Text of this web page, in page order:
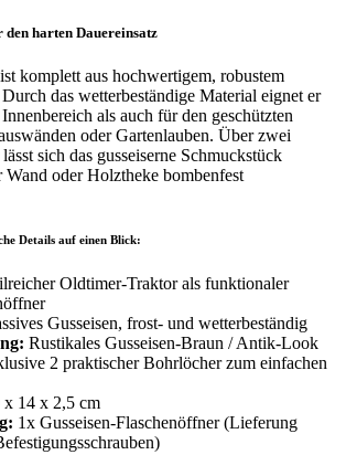
den harten Dauereinsatz
komplett aus hochwertigem, robustem
das wetterbeständige Material eignet er
als auch für den geschützten
oder Gartenlauben. Über zwei
sich das gusseiserne Schmuckstück
oder Holztheke bombenfest
Details auf einen Blick:
Oldtimer-Traktor als funktionaler
Gusseisen, frost- und wetterbeständig
Rustikales Gusseisen-Braun / Antik-Look
2 praktischer Bohrlöcher zum einfachen
x 14 x 2,5 cm
1x Gusseisen-Flaschenöffner (Lieferung